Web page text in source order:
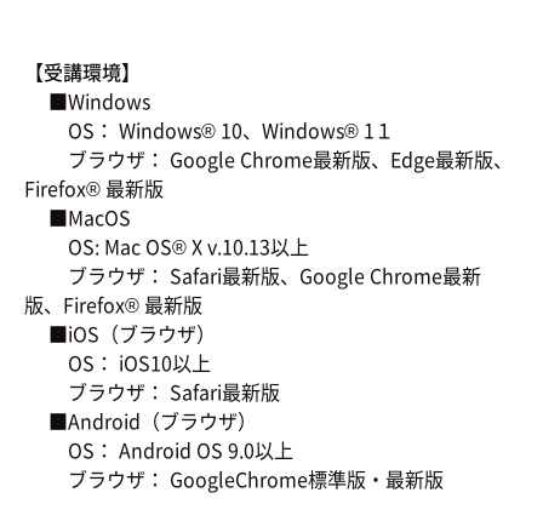
【受講環境】
■Windows
OS： Windows® 10、Windows® 1１
ブラウザ： Google Chrome最新版、Edge最新版、
Firefox® 最新版
■MacOS
OS: Mac OS® X v.10.13以上
ブラウザ： Safari最新版、Google Chrome最新
版、Firefox® 最新版
■iOS（ブラウザ）
OS： iOS10以上
ブラウザ： Safari最新版
■Android（ブラウザ）
OS： Android OS 9.0以上
ブラウザ： GoogleChrome標準版・最新版